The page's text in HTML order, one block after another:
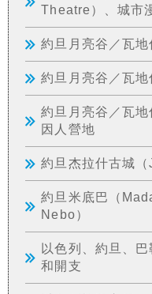
Theatre）、城市
約旦月亮谷／瓦地
約旦月亮谷／瓦
約旦月亮谷／瓦
因人營地
約旦杰拉什古城（
約旦米底巴（
Nebo）
以色列、約旦、
和開支